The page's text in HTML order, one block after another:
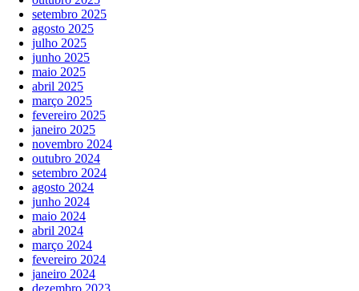
setembro 2025
agosto 2025
julho 2025
junho 2025
maio 2025
abril 2025
março 2025
fevereiro 2025
janeiro 2025
novembro 2024
outubro 2024
setembro 2024
agosto 2024
junho 2024
maio 2024
abril 2024
março 2024
fevereiro 2024
janeiro 2024
dezembro 2023